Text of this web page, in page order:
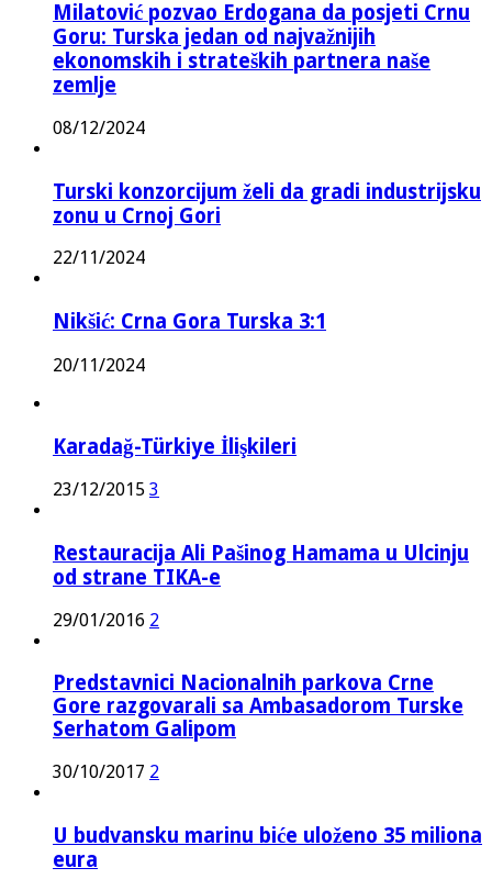
Milatović pozvao Erdogana da posjeti Crnu
Goru: Turska jedan od najvažnijih
ekonomskih i strateških partnera naše
zemlje
08/12/2024
Turski konzorcijum želi da gradi industrijsku
zonu u Crnoj Gori
22/11/2024
Nikšić: Crna Gora Turska 3:1
20/11/2024
Karadağ-Türkiye İlişkileri
23/12/2015 3
Restauracija Ali Pašinog Hamama u Ulcinju
od strane TIKA-e
29/01/2016 2
Predstavnici Nacionalnih parkova Crne
Gore razgovarali sa Ambasadorom Turske
Serhatom Galipom
30/10/2017 2
U budvansku marinu biće uloženo 35 miliona
eura